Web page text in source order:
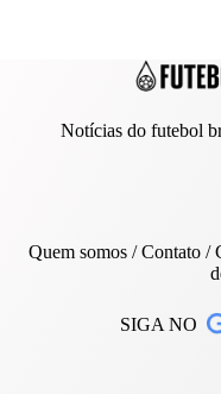
Notícias do futebol
Quem somos/Contato/
SIGA NO